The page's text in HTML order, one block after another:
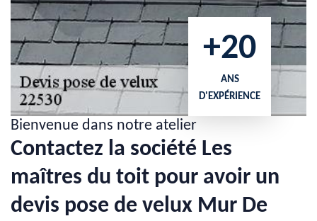
+20
ANS
D'EXPÉRIENCE
Bienvenue dans notre atelier
Contactez la société Les
maîtres du toit pour avoir un
devis pose de velux Mur De